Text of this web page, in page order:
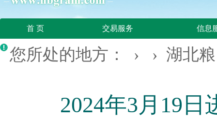
首 页 交易服务 信息
您所处的地方： › › 湖北
2024年3月19